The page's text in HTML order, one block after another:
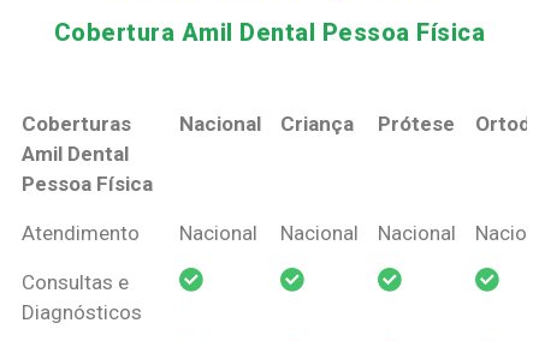
Cobertura Amil Dental Pessoa Física​
Coberturas
Amil Dental
Pessoa Física
Nacional Criança Prótese
Coberturas
Pessoa Física
Nacional Criança Prótese
Atendimento Nacional Nacional Nacional
Consultas e
Diagnósticos